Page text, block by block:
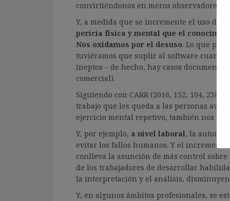
convirtiéndonos en meros observadores
Y, a medida que se incremente el uso de
pericia física y mental que el
Nos oxidamos por el desuso. Lo que
tuviéramos que suplir al software
ineptos – de hecho, hay casos
comercial).
Siguiendo con CARR (2016, 132, 104, 238
trabajo que les queda a las personas
ejercicio mental repetivo, también nos
Y, por ejemplo, a nivel laboral, la
evitar los fallos humanos. Y el incremento
conlleva la asunción de más control
de los trabajadores de desarrollar
la interpretación y el análisis,
Y, en algunos ámbitos profesionales, se